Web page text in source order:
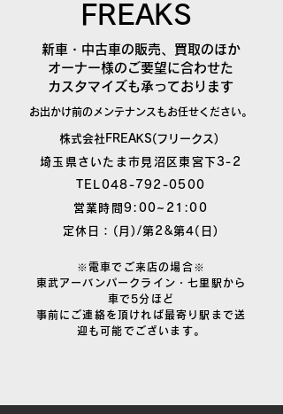
FREAKS
新車・中古車の販売、買取のほか
オーナー様のご要望に合わせた
​カスタマイズも承っております
お出かけ前のメンテナンスもお任せください。
株式会社FREAKS(フリークス)
埼玉県さいたま市見沼区東宮下3-2
TEL048-792-0500
営業時間9:00~21:00
定休日：(月)/第2&第4(日)
※電車でご来店の場合※
東武アーバンパークライン・七里駅から
車で5分ほど
事前にご連絡を頂ければ最寄り駅まで送
迎も可能でございます。